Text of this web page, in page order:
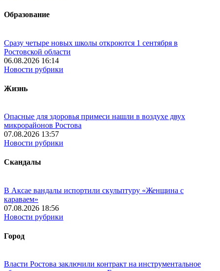
Образование
Сразу четыре новых школы откроются 1 сентября в
Ростовской области
06.08.2026 16:14
Новости рубрики
Жизнь
Опасные для здоровья примеси нашли в воздухе двух
микрорайонов Ростова
07.08.2026 13:57
Новости рубрики
Скандалы
В Аксае вандалы испортили скульптуру «Женщина с
караваем»
07.08.2026 18:56
Новости рубрики
Город
Власти Ростова заключили контракт на инструментальное